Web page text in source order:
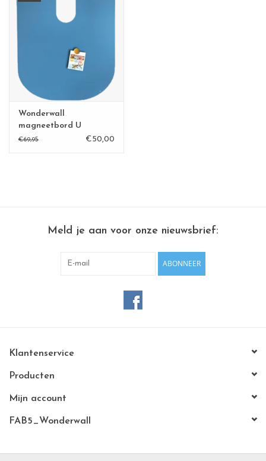
Wonderwall
magneetbord U
€69,95 €50,00
Meld je aan voor onze nieuwsbrief:
ABONNEER
Klantenservice
Producten
Mijn account
FAB5_Wonderwall